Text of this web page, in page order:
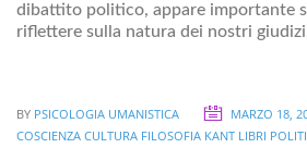
dibattito politico, appare importante
riflettere sulla natura dei nostri
BY PSICOLOGIA UMANISTICA MARZO 18,
COSCIENZA CULTURA FILOSOFIA KANT LIBRI